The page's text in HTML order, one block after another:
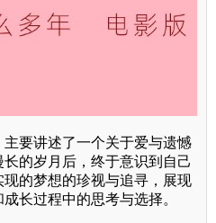
要讲述了一个关于爱与遗憾
的岁月后，终于意识到自己
的梦想的珍视与追寻，展现
长过程中的思考与选择。